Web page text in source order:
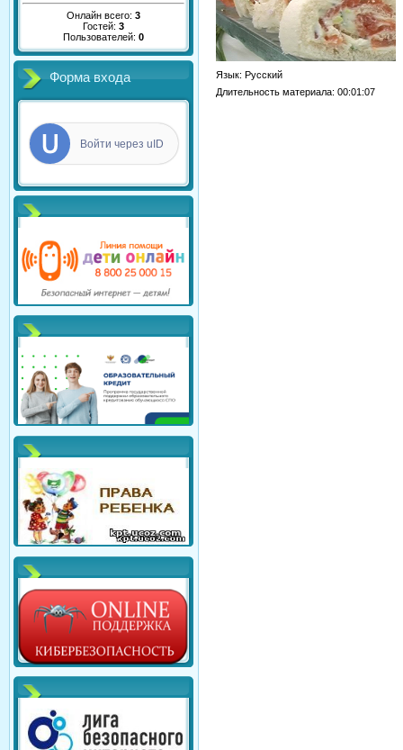
Онлайн всего: 3
Гостей: 3
Пользователей: 0
Форма входа
Войти через uID
Язык: Русский
Длительность материала: 00:01:07